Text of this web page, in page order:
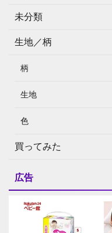
未分類
生地／柄
柄
生地
色
買ってみた
広告